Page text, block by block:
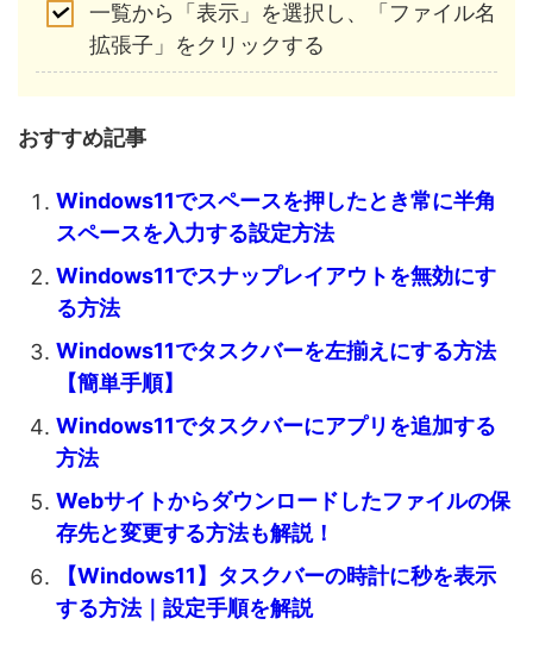
一覧から「表示」を選択し、「ファイル名
拡張子」をクリックする
おすすめ記事
Windows11でスペースを押したとき常に半角
スペースを入力する設定方法
Windows11でスナップレイアウトを無効にす
る方法
Windows11でタスクバーを左揃えにする方法
【簡単手順】
Windows11でタスクバーにアプリを追加する
方法
Webサイトからダウンロードしたファイルの保
存先と変更する方法も解説！
【Windows11】タスクバーの時計に秒を表示
する方法｜設定手順を解説